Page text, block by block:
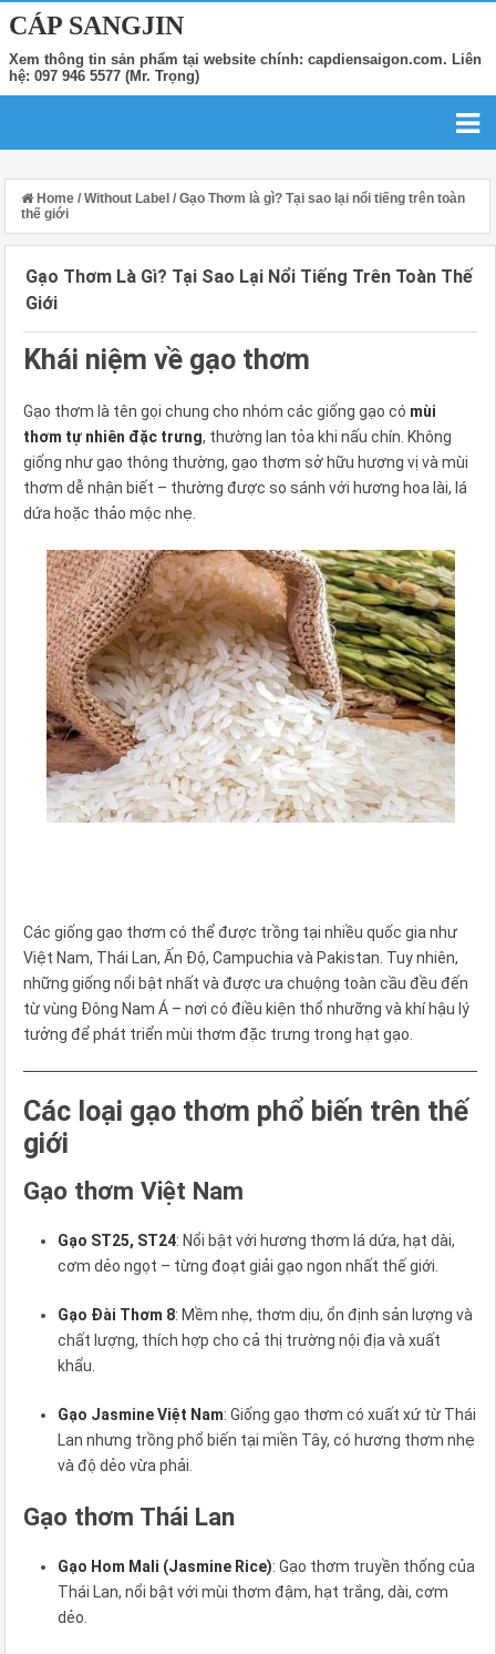
CÁP SANGJIN
Xem thông tin sản phẩm tại website chính: capdiensaigon.com. Liên
hệ: 097 946 5577 (Mr. Trọng)
Home / Without Label / Gạo Thơm là gì? Tại sao lại nổi tiếng trên toàn
thế giới
Gạo Thơm Là Gì? Tại Sao Lại Nổi Tiếng Trên Toàn Thế
Giới
Khái niệm về gạo thơm
Gạo thơm là tên gọi chung cho nhóm các giống gạo có mùi
thơm tự nhiên đặc trưng, thường lan tỏa khi nấu chín. Không
giống như gạo thông thường, gạo thơm sở hữu hương vị và mùi
thơm dễ nhận biết – thường được so sánh với hương hoa lài, lá
dứa hoặc thảo mộc nhẹ.
Các giống gạo thơm có thể được trồng tại nhiều quốc gia như
Việt Nam, Thái Lan, Ấn Độ, Campuchia và Pakistan. Tuy nhiên,
những giống nổi bật nhất và được ưa chuộng toàn cầu đều đến
từ vùng Đông Nam Á – nơi có điều kiện thổ nhưỡng và khí hậu lý
tưởng để phát triển mùi thơm đặc trưng trong hạt gạo.
Các loại gạo thơm phổ biến trên thế
giới
Gạo thơm Việt Nam
Gạo ST25, ST24: Nổi bật với hương thơm lá dứa, hạt dài,
cơm dẻo ngọt – từng đoạt giải gạo ngon nhất thế giới.
Gạo Đài Thơm 8: Mềm nhẹ, thơm dịu, ổn định sản lượng và
chất lượng, thích hợp cho cả thị trường nội địa và xuất
khẩu.
Gạo Jasmine Việt Nam: Giống gạo thơm có xuất xứ từ Thái
Lan nhưng trồng phổ biến tại miền Tây, có hương thơm nhẹ
và độ dẻo vừa phải.
Gạo thơm Thái Lan
Gạo Hom Mali (Jasmine Rice): Gạo thơm truyền thống của
Thái Lan, nổi bật với mùi thơm đậm, hạt trắng, dài, cơm
dẻo.